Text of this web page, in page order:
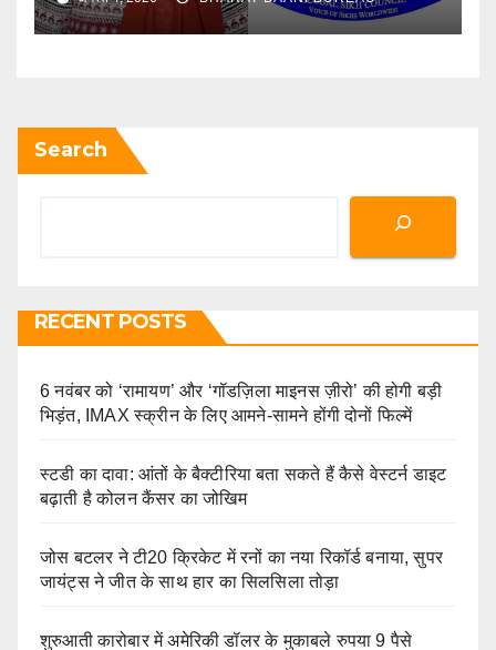
Search
RECENT POSTS
6 नवंबर को ‘रामायण’ और ‘गॉडज़िला माइनस ज़ीरो’ की होगी बड़ी
भिड़ंत, IMAX स्क्रीन के लिए आमने-सामने होंगी दोनों फिल्में
स्टडी का दावा: आंतों के बैक्टीरिया बता सकते हैं कैसे वेस्टर्न डाइट
बढ़ाती है कोलन कैंसर का जोखिम
जोस बटलर ने टी20 क्रिकेट में रनों का नया रिकॉर्ड बनाया, सुपर
जायंट्स ने जीत के साथ हार का सिलसिला तोड़ा
शुरुआती कारोबार में अमेरिकी डॉलर के मुकाबले रुपया 9 पैसे